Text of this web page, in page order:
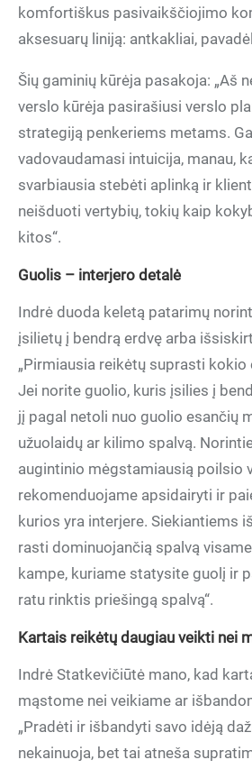
komfortiškus pasivaikščiojimo
aksesuarų liniją: antkakliai,
Šių gaminių kūrėja pasakoja: „Aš
verslo kūrėja pasirašiusi verslo
strategiją penkeriems metams.
vadovaudamasi intuicija, manau,
svarbiausia stebėti aplinką ir
neišduoti vertybių, tokių kaip
kitos“.
Guolis – interjero detalė
Indrė duoda keletą patarimų
įsilietų į bendrą erdvę arba
„Pirmiausia reikėtų suprasti
Jei norite guolio, kuris įsilies į
jį pagal netoli nuo guolio esančių
užuolaidų ar kilimo spalvą.
augintinio mėgstamiausią poilsio
rekomenduojame apsidairyti ir
kurios yra interjere. Siekiantiems
rasti dominuojančią spalvą
kampe, kuriame statysite guolį ir
ratu rinktis priešingą spalvą“.
Kartais reikėtų daugiau veikti nei
Indrė Statkevičiūtė mano, kad
mąstome nei veikiame ar
„Pradėti ir išbandyti savo idėją
nekainuoja, bet tai atneša